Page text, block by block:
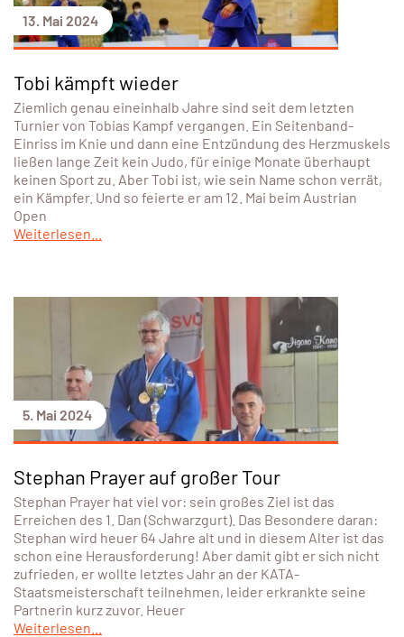
13. Mai 2024
Tobi kämpft wieder
Ziemlich genau eineinhalb Jahre sind seit dem letzten
Turnier von Tobias Kampf vergangen. Ein Seitenband-
Einriss im Knie und dann eine Entzündung des Herzmuskels
ließen lange Zeit kein Judo, für einige Monate überhaupt
keinen Sport zu. Aber Tobi ist, wie sein Name schon verrät,
ein Kämpfer. Und so feierte er am 12. Mai beim Austrian
Open
Weiterlesen...
5. Mai 2024
Stephan Prayer auf großer Tour
Stephan Prayer hat viel vor: sein großes Ziel ist das
Erreichen des 1. Dan (Schwarzgurt). Das Besondere daran:
Stephan wird heuer 64 Jahre alt und in diesem Alter ist das
schon eine Herausforderung! Aber damit gibt er sich nicht
zufrieden, er wollte letztes Jahr an der KATA-
Staatsmeisterschaft teilnehmen, leider erkrankte seine
Partnerin kurz zuvor. Heuer
Weiterlesen...